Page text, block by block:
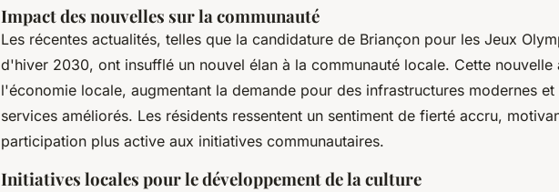
Impact des nouvelles sur la communauté
Les récentes actualités, telles que la candidature de Briançon pour les Jeux
d'hiver 2030, ont insufflé un nouvel élan à la communauté locale. Cette nouvelle
l'économie locale, augmentant la demande pour des infrastructures modernes et
services améliorés. Les résidents ressentent un sentiment de fierté accru,
participation plus active aux initiatives communautaires.
Initiatives locales pour le développement de la culture